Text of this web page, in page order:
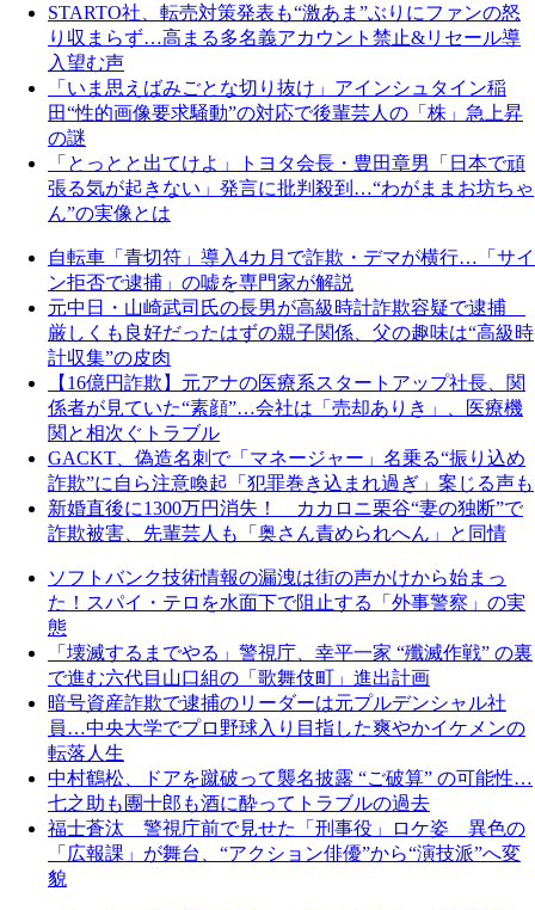
STARTO社、転売対策発表も“激あま”ぶりにファンの怒
り収まらず…高まる多名義アカウント禁止&リセール導
入望む声
「いま思えばみごとな切り抜け」アインシュタイン稲
田“性的画像要求騒動”の対応で後輩芸人の「株」急上昇
の謎
「とっとと出てけよ」トヨタ会長・豊田章男「日本で頑
張る気が起きない」発言に批判殺到…“わがままお坊ちゃ
ん”の実像とは
自転車「青切符」導入4カ月で詐欺・デマが横行…「サイ
ン拒否で逮捕」の嘘を専門家が解説
元中日・山崎武司氏の長男が高級時計詐欺容疑で逮捕
厳しくも良好だったはずの親子関係、父の趣味は“高級時
計収集”の皮肉
【16億円詐欺】元アナの医療系スタートアップ社長、関
係者が見ていた“素顔”…会社は「売却ありき」、医療機
関と相次ぐトラブル
GACKT、偽造名刺で「マネージャー」名乗る“振り込め
詐欺”に自ら注意喚起「犯罪巻き込まれ過ぎ」案じる声も
新婚直後に1300万円消失！ カカロニ栗谷“妻の独断”で
詐欺被害、先輩芸人も「奥さん責められへん」と同情
ソフトバンク技術情報の漏洩は街の声かけから始まっ
た！スパイ・テロを水面下で阻止する「外事警察」の実
態
「壊滅するまでやる」警視庁、幸平一家 “殲滅作戦” の裏
で進む六代目山口組の「歌舞伎町」進出計画
暗号資産詐欺で逮捕のリーダーは元プルデンシャル社
員…中央大学でプロ野球入り目指した爽やかイケメンの
転落人生
中村鶴松、ドアを蹴破って襲名披露 “ご破算” の可能性…
七之助も團十郎も酒に酔ってトラブルの過去
福士蒼汰 警視庁前で見せた「刑事役」ロケ姿 異色の
「広報課」が舞台、“アクション俳優”から“演技派”へ変
貌